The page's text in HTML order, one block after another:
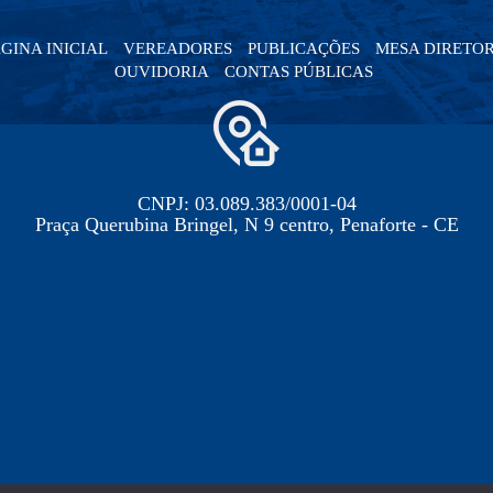
INICIAL VEREADORES PUBLICAÇÕES
MESA
OUVIDORIA
CONTAS PÚBLICAS
CNPJ: 03.089.383/0001-04
Praça Querubina Bringel, N 9 centro, Penaforte - CE